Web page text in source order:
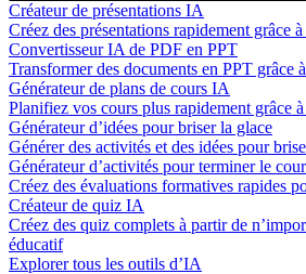
Créateur de présentations IA
Créez des présentations rapidement grâce
Convertisseur IA de PDF en PPT
Transformer des documents en PPT grâce
Générateur de plans de cours IA
Planifiez vos cours plus rapidement grâce
Générateur d’idées pour briser la glace
Générer des activités et des idées pour
Générateur d’activités pour terminer le
Créez des évaluations formatives rapides
Créateur de quiz IA
Créez des quiz complets à partir de
éducatif
Explorer tous les outils d’IA